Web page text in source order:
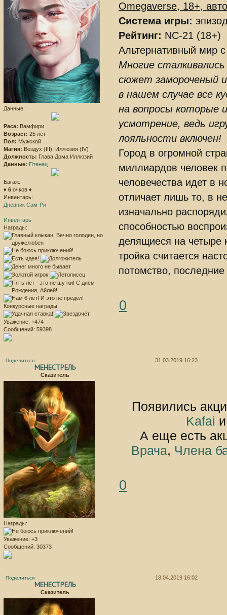
Данные:
Раса: Вамфири
Возраст: 25 лет
Пол: Мужской
Магия: Воздух (III), Иллюзия (IV)
Должность: Глава Дома Иллюзий
Данные: Птенец
Багаж:
♦ 6 очков ♦
Инвентарь:
Дневник Сам-Ри
Инвентарь
Награды:
Конкурсные награды:
Уважение: +474
Сообщений: 59398
Omegaverse, 18+,
Система игры:
Рейтинг: NC-21 (18+)
Альтернативный мир
Многие
сюжет замороченый
в нашем случае все
на вопросы которые
усмотрение, ведь
лояльности включен!
Город в огромной
миллиардов человек
человечества идет в
отличает лишь то, в
изначально
способностью
делящиеся на четыре
тройка считается
потомство,
0
Поделиться 31.03.2019 16:23
МЕНЕСТРЕЛЬ
Сказитель
Награды:
Уважение: +3
Сообщений: 30373
Появились
Kafai
А еще есть
Врача, Члена
0
Поделиться 18.04.2019 16:02
МЕНЕСТРЕЛЬ
Сказитель